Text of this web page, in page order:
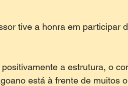
tive a honra em participar
a estrutura, o
está à frente de muitos